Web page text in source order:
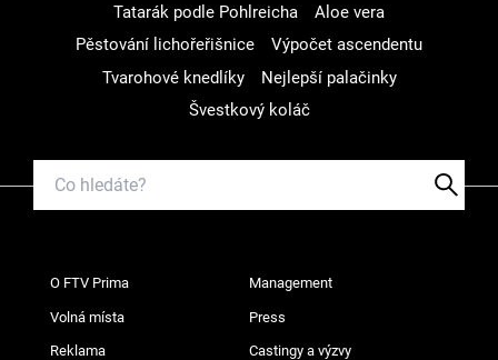
Tatarák podle Pohlreicha
Aloe vera
Pěstování lichořeřišnice
Výpočet ascendentu
Tvarohové knedlíky
Nejlepší palačinky
Švestkový koláč
O FTV Prima Management
Volná místa Press
Reklama Castingy a výzvy